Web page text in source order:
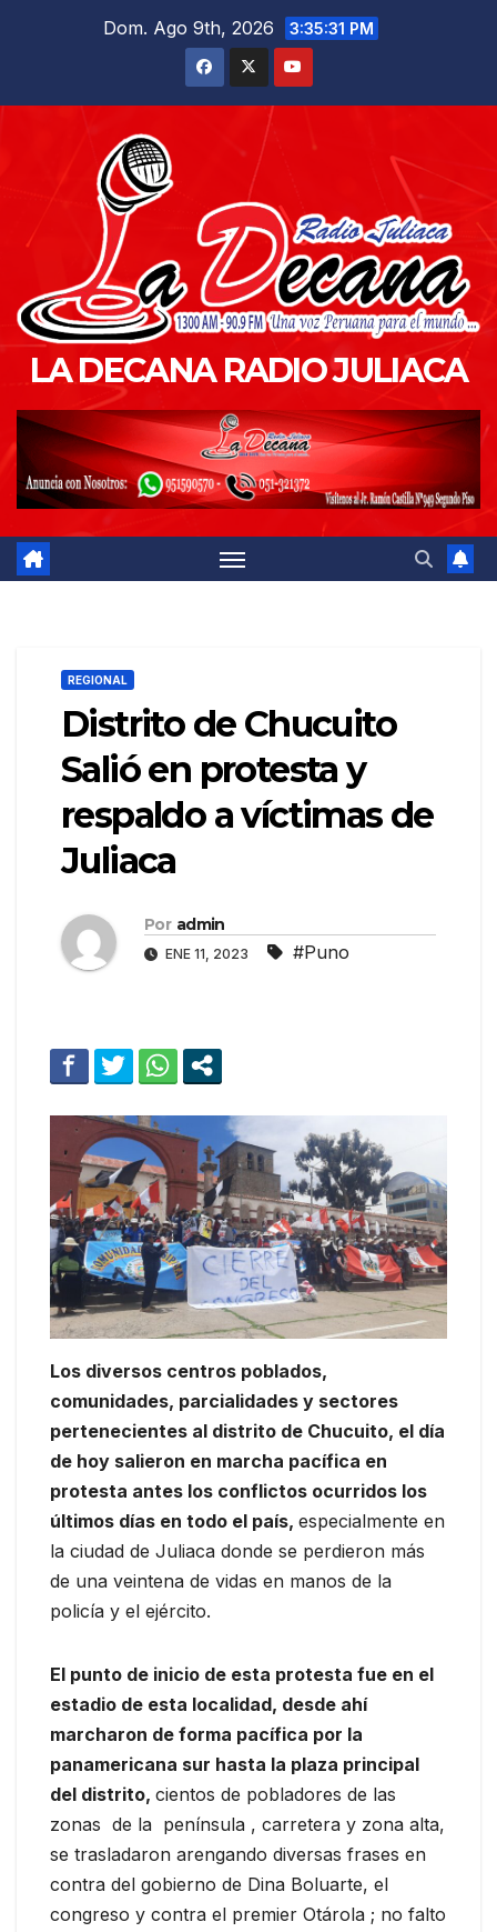
Dom. Ago 9th, 2026 3:35:32 PM
LA DECANA RADIO JULIACA
REGIONAL
Distrito de Chucuito
Salió en protesta y
respaldo a víctimas de
Juliaca
Por admin
ENE 11, 2023 #Puno
Los diversos centros poblados,
comunidades, parcialidades y sectores
pertenecientes al distrito de Chucuito, el día
de hoy salieron en marcha pacífica en
protesta antes los conflictos ocurridos los
últimos días en todo el país, especialmente en
la ciudad de Juliaca donde se perdieron más
de una veintena de vidas en manos de la
policía y el ejército.
El punto de inicio de esta protesta fue en el
estadio de esta localidad, desde ahí
marcharon de forma pacífica por la
panamericana sur hasta la plaza principal
del distrito, cientos de pobladores de las
zonas de la península , carretera y zona alta,
se trasladaron arengando diversas frases en
contra del gobierno de Dina Boluarte, el
congreso y contra el premier Otárola ; no falto